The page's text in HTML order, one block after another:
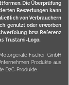
Die Überprüfung
Bewertungen kann
von Verbrauchern
genutzt oder erworben
bzw. Referenz
Trustami-Logo.
Fischer GmbH
Produkte aus
D2C-Produkte.